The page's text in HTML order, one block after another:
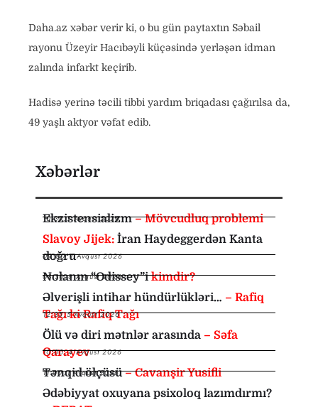
Daha.az xəbər verir ki, o bu gün paytaxtın Səbail
rayonu Üzeyir Hacıbəyli küçəsində yerləşən idman
zalında infarkt keçirib.
Hadisə yerinə təcili tibbi yardım briqadası çağırılsa da,
49 yaşlı aktyor vəfat edib.
Xəbərlər
Ekzistensializm– Mövcudluq problemi
10:35,7 Avqust 2026
Slavoy Jijek: İran Haydeggerdən Kanta
doğru
09:00,7 Avqust 2026
Nolanın “Odissey”ikimdir?
08:30,6 Avqust 2026
Əlverişli intihar hündürlükləri… – Rafiq
Tağı ki Rafiq Tağı
12:35,5 Avqust 2026
Ölü və diri mətnlər arasında – Səfa
Qarayev
10:00,4 Avqust 2026
Tənqid ölçüsü– Cavanşir Yusifli
11:00,1 Avqust 2026
Ədəbiyyat oxuyana psixoloq lazımdırmı?